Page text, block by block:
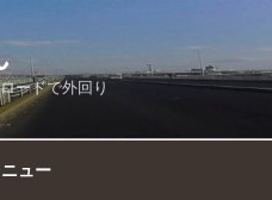
ードで外回り
ニュー